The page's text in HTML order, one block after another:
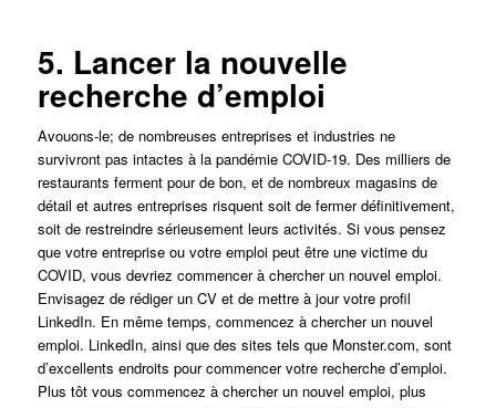
5. Lancer la nouvelle
recherche d’emploi
Avouons-le; de nombreuses entreprises et industries ne
survivront pas intactes à la pandémie COVID-19. Des milliers de
restaurants ferment pour de bon, et de nombreux magasins de
détail et autres entreprises risquent soit de fermer définitivement,
soit de restreindre sérieusement leurs activités. Si vous pensez
que votre entreprise ou votre emploi peut être une victime du
COVID, vous devriez commencer à chercher un nouvel emploi.
Envisagez de rédiger un CV et de mettre à jour votre profil
LinkedIn. En même temps, commencez à chercher un nouvel
emploi. LinkedIn, ainsi que des sites tels que Monster.com, sont
d’excellents endroits pour commencer votre recherche d’emploi.
Plus tôt vous commencez à chercher un nouvel emploi, plus